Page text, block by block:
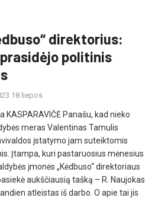
direktorius:
politinis
18 liepos
KASPARAVIČĖ Panašu, kad nieko
meras Valentinas Tamulis
įstatymo jam suteiktomis
Įtampa, kuri pastaruosius mėnesius
įmonės „Kėdbuso“ direktoriaus
aukščiausią tašką – R. Naujokas
atleistas iš darbo. O apie tai jis